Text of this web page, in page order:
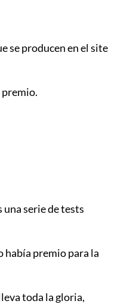
se producen en el site
premio.
una serie de tests
había premio para la
toda la gloria,